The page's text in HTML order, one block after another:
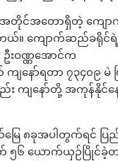
း အတိုင်အတောရှိတဲ့ က
ါတယ်။ ကျောက်ဆည်ခ
ဝဏ္ဏအောင်က
ကျနော်ရတာ ၇၃၄၀၉
ကျနော်တို့ အကုန်နိုင်န
ယ်မြေ ၈ခုအပါတွက်ရ
၅၆ ယောက်ယှဉ်ပြိုင်ခဲ့